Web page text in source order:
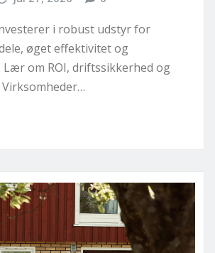
i robust udstyr for
øget effektivitet og
om ROI, driftssikkerhed og